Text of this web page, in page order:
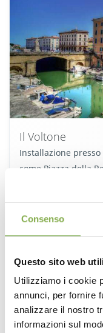
Consenso
Questo sito web
Utilizziamo i cookie
annunci, per fornire
analizzare il nostro
informazioni sul
Il Voltone
Installazione presso
come Piazza della